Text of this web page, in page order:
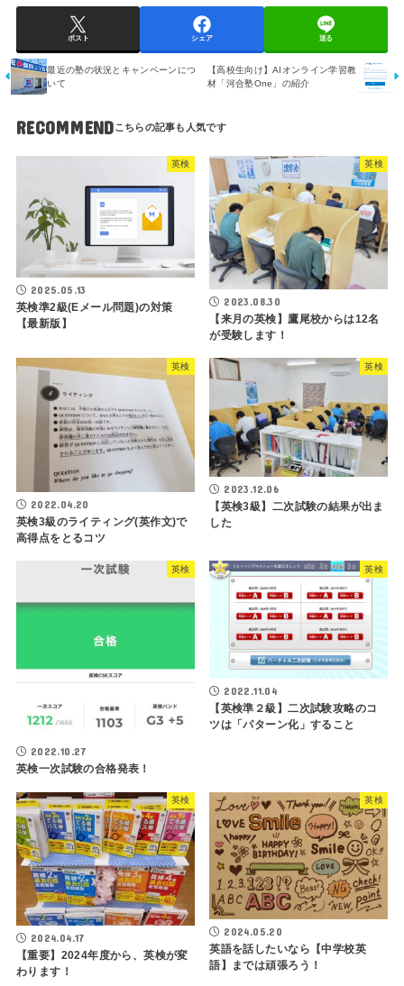
ポスト シェア 送る
最近の塾の状況とキャンペーンにつ
いて
【高校生向け】AIオンライン学習教
材「河合塾One」の紹介
RECOMMEND
英検
2025.05.13
英検準2級(Eメール問題)の対策
【最新版】
英検
2023.08.30
【来月の英検】鷹尾校からは12名
が受験します！
英検
2022.04.20
英検3級のライティング(英作文)で
高得点をとるコツ
英検
2023.12.06
【英検3級】二次試験の結果が出ま
した
英検
2022.10.27
英検一次試験の合格発表！
英検
2022.11.04
【英検準２級】二次試験攻略のコ
ツは「パターン化」すること
英検
2024.04.17
【重要】2024年度から、英検が変
わります！
英検
2024.05.20
英語を話したいなら【中学校英
語】までは頑張ろう！